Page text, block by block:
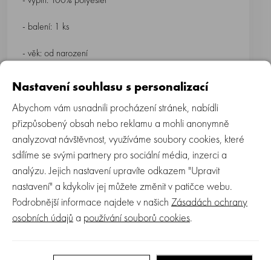
- balení: 1 ks
- věk: od narození
Hračky holandského výrobce Happy Horse jsou testované
a neobsahují toxické látky. Všechny produkty jsou vhodné
pro děti od narození.
- nesmí se bělit
- nesmí se chemicky čistit
Nastavení souhlasu s personalizací
Abychom vám usnadnili procházení stránek, nabídli
přizpůsobený obsah nebo reklamu a mohli anonymně
analyzovat návštěvnost, využíváme soubory cookies, které
sdílíme se svými partnery pro sociální média, inzerci a
analýzu. Jejich nastavení upravíte odkazem "Upravit
nastavení" a kdykoliv jej můžete změnit v patičce webu.
Podrobnější informace najdete v našich Zásadách ochrany
osobních údajů a používání souborů cookies.